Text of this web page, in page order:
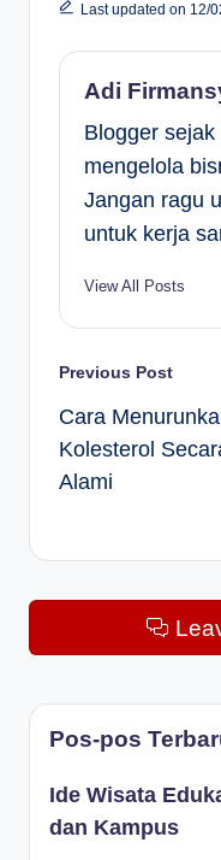
Last updated on 12/
Adi
Blogger
mengelola
Jangan ragu
untuk kerja
View All Posts
Post
Previous Post
Cara
Kolesterol
Alami
Pos-pos
Ide Wisata
dan Kampus